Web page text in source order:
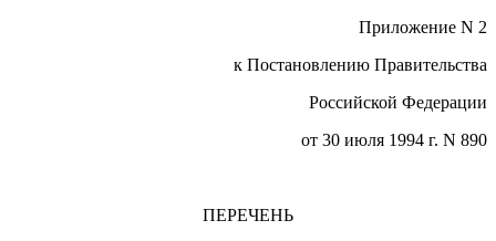
Приложение N 2
к Постановлению Правительства
Российской Федерации
от 30 июля 1994 г. N 890
ПЕРЕЧЕНЬ